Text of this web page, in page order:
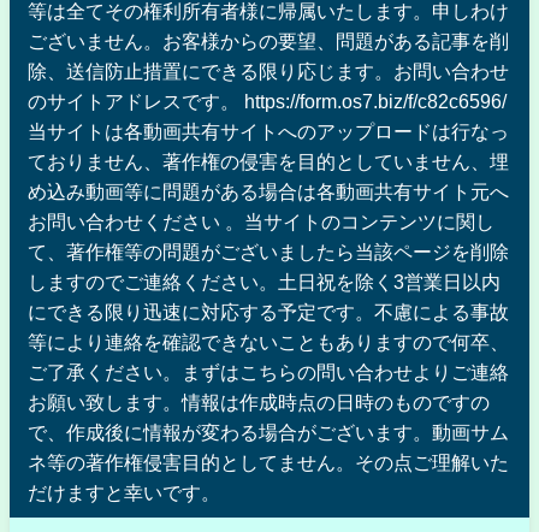
等は全てその権利所有者様に帰属いたします。申しわけ
ございません。お客様からの要望、問題がある記事を削
除、送信防止措置にできる限り応じます。お問い合わせ
のサイトアドレスです。 https://form.os7.biz/f/c82c6596/
当サイトは各動画共有サイトへのアップロードは行なっ
ておりません、著作権の侵害を目的としていません、埋
め込み動画等に問題がある場合は各動画共有サイト元へ
お問い合わせください 。当サイトのコンテンツに関し
て、著作権等の問題がございましたら当該ページを削除
しますのでご連絡ください。土日祝を除く3営業日以内
にできる限り迅速に対応する予定です。不慮による事故
等により連絡を確認できないこともありますので何卒、
ご了承ください。まずはこちらの問い合わせよりご連絡
お願い致します。情報は作成時点の日時のものですの
で、作成後に情報が変わる場合がございます。動画サム
ネ等の著作権侵害目的としてません。その点ご理解いた
だけますと幸いです。